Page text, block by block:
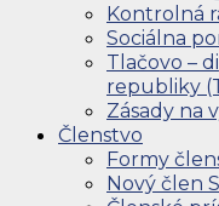
Kontrolná
Sociálna
Tlačovo –
republiky
Zásady na
Členstvo
Formy
Nový člen